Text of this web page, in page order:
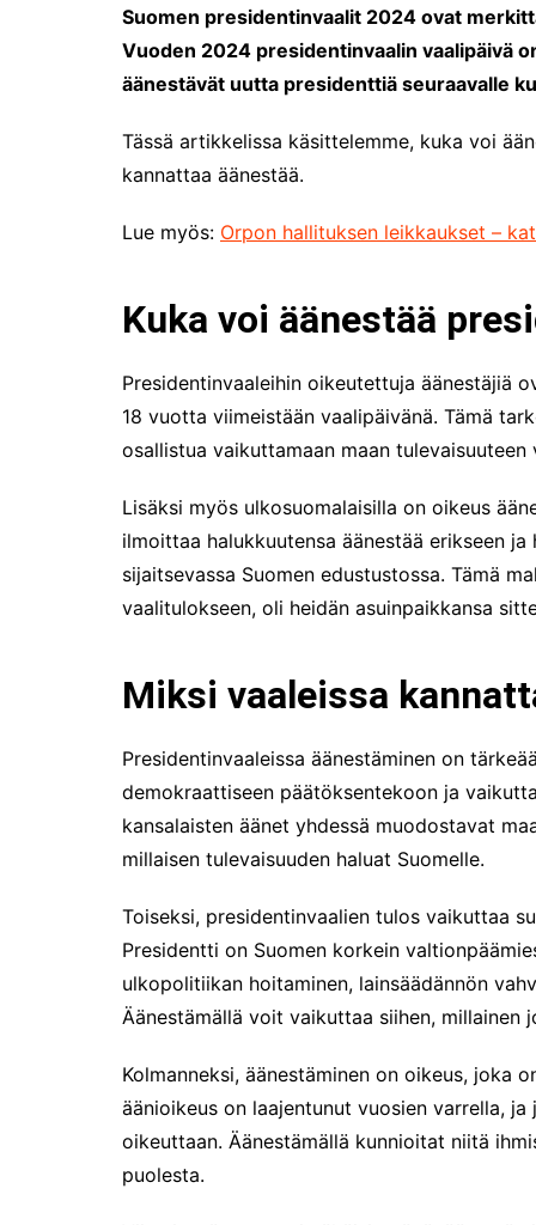
Suomen presidentinvaalit 2024 ovat
Vuoden 2024 presidentinvaalin vaalipäivä
äänestävät uutta presidenttiä seuraavalle
Tässä artikkelissa käsittelemme, kuka voi
kannattaa äänestää.
Lue myös: Orpon hallituksen leikkaukset –
Kuka voi äänestää
Presidentinvaaleihin oikeutettuja äänestäjiä
18 vuotta viimeistään vaalipäivänä. Tämä
osallistua vaikuttamaan maan
Lisäksi myös ulkosuomalaisilla on oikeus
ilmoittaa halukkuutensa äänestää erikseen
sijaitsevassa Suomen edustustossa. Tämä
vaalitulokseen, oli heidän asuinpaikkansa
Miksi vaaleissa
Presidentinvaaleissa äänestäminen on
demokraattiseen päätöksentekoon ja
kansalaisten äänet yhdessä muodostavat
millaisen tulevaisuuden haluat Suomelle.
Toiseksi, presidentinvaalien tulos vaikuttaa
Presidentti on Suomen korkein
ulkopolitiikan hoitaminen, lainsäädännön
Äänestämällä voit vaikuttaa siihen, millainen
Kolmanneksi, äänestäminen on oikeus, joka
äänioikeus on laajentunut vuosien varrella,
oikeuttaan. Äänestämällä kunnioitat niitä
puolesta.